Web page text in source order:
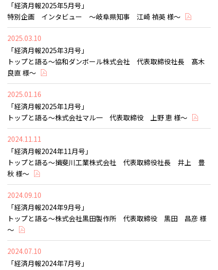
「経済月報2025年5月号」
特別企画 インタビュー ～岐阜県知事 江崎 禎英 様～
2025.03.10
「経済月報2025年3月号」
トップと語る～協和ダンボール株式会社 代表取締役社長 髙木
良直 様～
2025.01.16
「経済月報2025年1月号」
トップと語る～株式会社マル一 代表取締役 上野 恵 様～
2024.11.11
「経済月報2024年11月号」
トップと語る～揖斐川工業株式会社 代表取締役社長 井上 豊
秋 様～
2024.09.10
「経済月報2024年9月号」
トップと語る～株式会社黒田製作所 代表取締役 黒田 昌彦 様
～
2024.07.10
「経済月報2024年7月号」